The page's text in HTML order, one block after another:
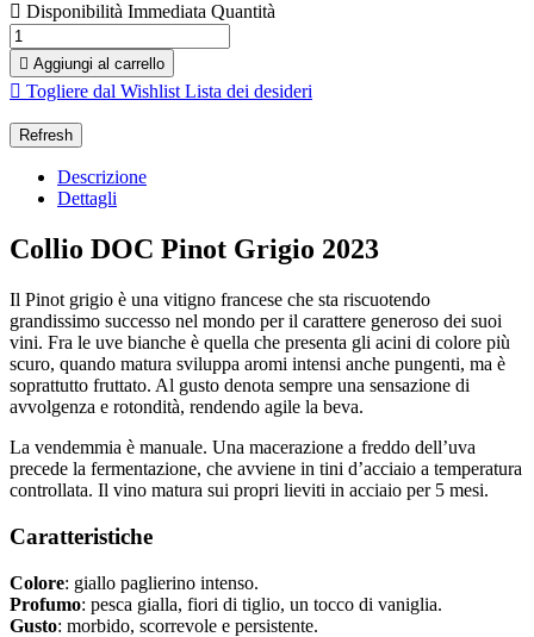
 Disponibilità Immediata Quantità
 Aggiungi al carrello
 Togliere dal Wishlist Lista dei desideri
Descrizione
Dettagli
Collio DOC Pinot Grigio 2023
Il Pinot grigio è una vitigno francese che sta riscuotendo
grandissimo successo nel mondo per il carattere generoso dei suoi
vini. Fra le uve bianche è quella che presenta gli acini di colore più
scuro, quando matura sviluppa aromi intensi anche pungenti, ma è
soprattutto fruttato. Al gusto denota sempre una sensazione di
avvolgenza e rotondità, rendendo agile la beva.
La vendemmia è manuale. Una macerazione a freddo dell’uva
precede la fermentazione, che avviene in tini d’acciaio a temperatura
controllata. Il vino matura sui propri lieviti in acciaio per 5 mesi.
Caratteristiche
Colore: giallo paglierino intenso.
Profumo: pesca gialla, fiori di tiglio, un tocco di vaniglia.
Gusto: morbido, scorrevole e persistente.